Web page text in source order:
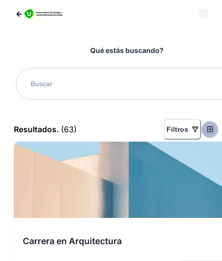
Qué estás buscando?
Resultados. (63) Filtros
Carrera en Arquitectura